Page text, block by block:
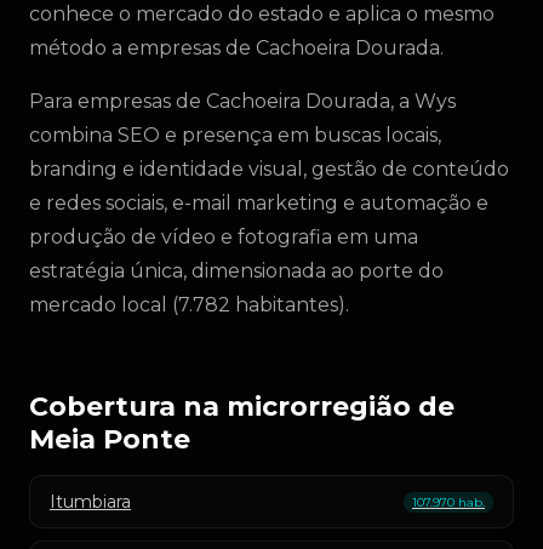
conhece o mercado do estado e aplica o mesmo
método a empresas de Cachoeira Dourada.
Para empresas de Cachoeira Dourada, a Wys
combina SEO e presença em buscas locais,
branding e identidade visual, gestão de conteúdo
e redes sociais, e-mail marketing e automação e
produção de vídeo e fotografia em uma
estratégia única, dimensionada ao porte do
mercado local (7.782 habitantes).
Cobertura na microrregião de
Meia Ponte
Itumbiara 107.970 hab.